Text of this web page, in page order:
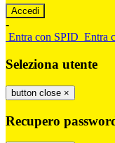
-
Entra con SPID Entra
Seleziona utente
button close ×
Recupero